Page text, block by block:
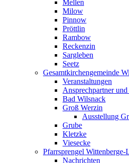
Mellen
Milow
Pinnow
Pröttlin
Rambow
Reckenzin
Sargleben
Seetz
Gesamtkirchengemeinde
Veranstaltungen
Ansprechpartner und
Bad Wilsnack
Groß Werzin
Ausstellung
Grube
Kletzke
Viesecke
Pfarrsprengel Wittenberge-
Nachrichten